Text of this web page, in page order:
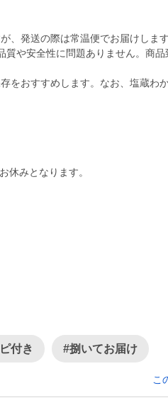
、発送の際は常温便でお届けします
や安全性に問題ありません。商品
をおすすめします。なお、塩蔵わ
休みとなります。
付き #捌いてお届け
こ